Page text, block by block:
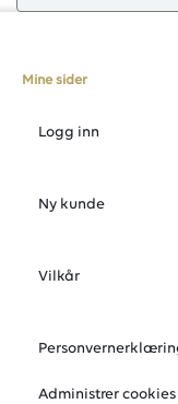
Mine sider
Logg inn
Ny kunde
Vilkår
Administrer cookies